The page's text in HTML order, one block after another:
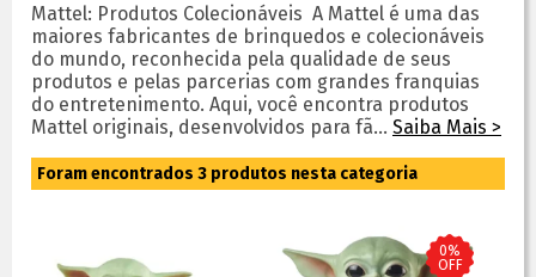
Mattel: Produtos Colecionáveis A Mattel é uma das
maiores fabricantes de brinquedos e colecionáveis
do mundo, reconhecida pela qualidade de seus
produtos e pelas parcerias com grandes franquias
do entretenimento. Aqui, você encontra produtos
Mattel originais, desenvolvidos para fã... Saiba Mais >
Foram encontrados3 produtos nesta categoria
0%
OFF